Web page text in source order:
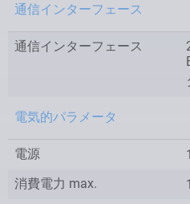
通信インターフェース
通信インターフェース
電気的パラメータ
電源
消費電力 max.